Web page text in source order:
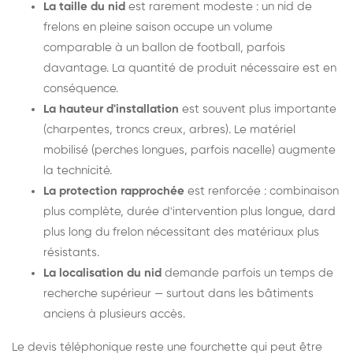
La taille du nid est rarement modeste : un nid de
frelons en pleine saison occupe un volume
comparable à un ballon de football, parfois
davantage. La quantité de produit nécessaire est en
conséquence.
La hauteur d'installation est souvent plus importante
(charpentes, troncs creux, arbres). Le matériel
mobilisé (perches longues, parfois nacelle) augmente
la technicité.
La protection rapprochée est renforcée : combinaison
plus complète, durée d'intervention plus longue, dard
plus long du frelon nécessitant des matériaux plus
résistants.
La localisation du nid demande parfois un temps de
recherche supérieur — surtout dans les bâtiments
anciens à plusieurs accès.
Le devis téléphonique reste une fourchette qui peut être